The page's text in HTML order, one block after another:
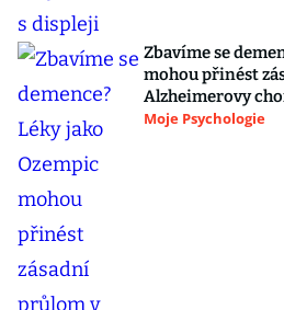
Zbavíme se
mohou přinést
Alzheimerovy
Moje Psychologie